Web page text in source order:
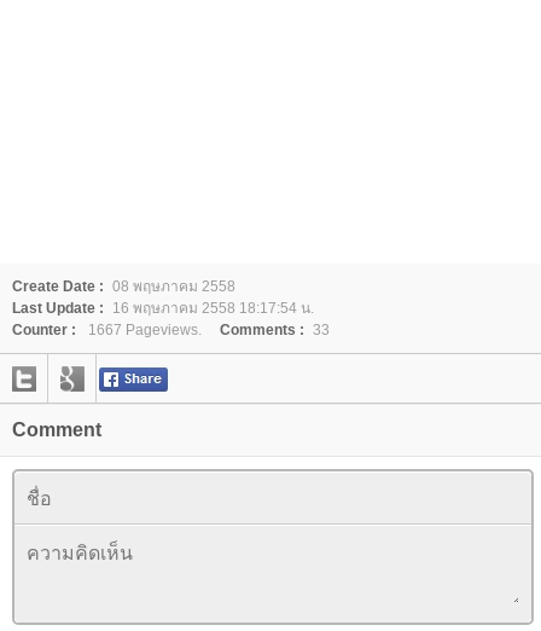
Create Date : 08 พฤษภาคม 2558
Last Update :
16 พฤษภาคม 2558 18:17:54 น.
Counter :
1667 Pageviews. Comments : 33
Comment